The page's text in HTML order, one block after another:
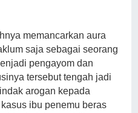
memancarkan aura
saja sebagai seorang
pengayom dan
tersebut tengah jadi
arogan kepada
ibu penemu beras